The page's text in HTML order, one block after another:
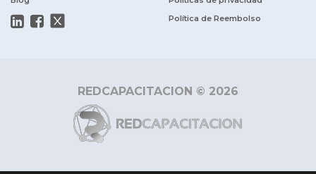
Política de Reembolso
REDCAPACITACION © 2026